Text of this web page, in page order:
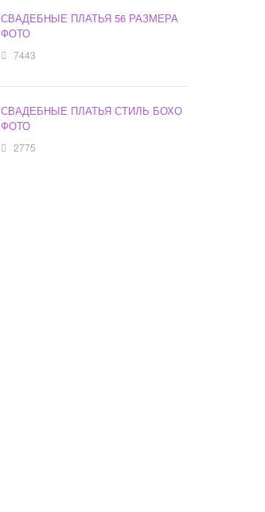
СВАДЕБНЫЕ ПЛАТЬЯ 56 РАЗМЕРА
ФОТО
7443
СВАДЕБНЫЕ ПЛАТЬЯ СТИЛЬ БОХО
ФОТО
2775